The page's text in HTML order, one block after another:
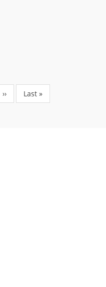
Volgende
pagina
››
Laatste
pagina
Last »